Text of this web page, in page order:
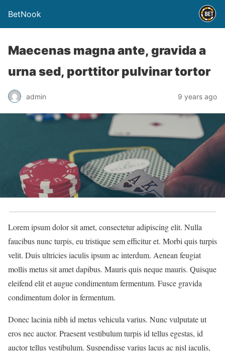
BetNook
Maecenas magna ante, gravida a
urna sed, porttitor pulvinar tortor
admin 9 years ago
Lorem ipsum dolor sit amet, consectetur adipiscing elit. Nulla
faucibus nunc turpis, eu tristique sem efficitur et. Morbi quis turpis
velit. Duis ultricies iaculis ipsum ac interdum. Aenean feugiat
mollis metus sit amet dapibus. Mauris quis neque mauris. Quisque
eleifend elit et augue condimentum fermentum. Fusce gravida
condimentum dolor in fermentum.
Donec lacinia nibh id metus vehicula varius. Nunc vulputate ut
eros nec auctor. Praesent vestibulum turpis id tellus egestas, id
auctor tellus vestibulum. Suspendisse varius lacus ac nisl iaculis,